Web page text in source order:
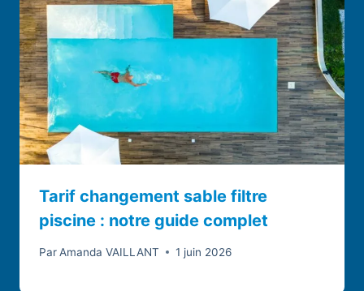
Tarif changement sable filtre
piscine : notre guide complet
Par Amanda VAILLANT 1 juin 2026